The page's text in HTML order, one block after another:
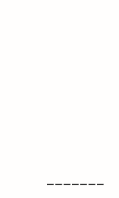
ーーーーーーー